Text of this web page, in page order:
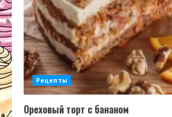
Рецепты
Ореховый торт с бананом